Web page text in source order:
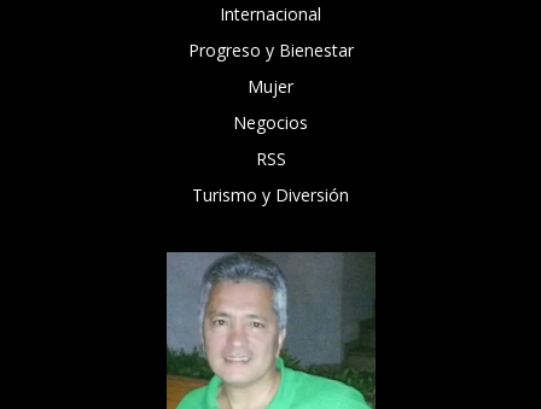
Internacional
Progreso y Bienestar
Mujer
Negocios
RSS
Turismo y Diversión